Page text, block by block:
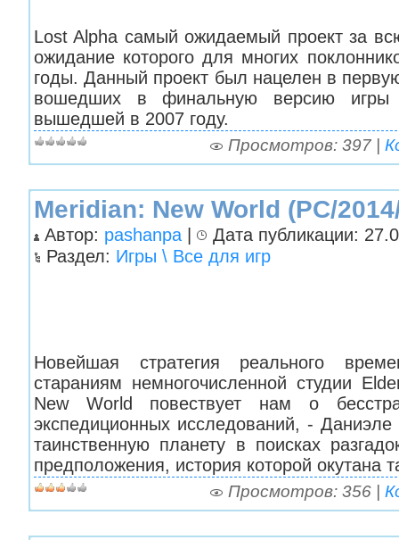
Lost Alpha самый ожидаемый проект за
ожидание которого для многих
годы. Данный проект был нацелен в
вошедших в финальную версию игры
вышедшей в 2007 году.
Просмотров: 397 |
Meridian: New World (PC/
Автор: pashanpa |
Дата публикации:
Раздел: Игры \ Все для игр
Новейшая стратегия реального
стараниям немногочисленной студии
New World повествует нам о
экспедиционных исследований, -
таинственную планету в поисках
предположения, история которой окутана
Просмотров: 356 |